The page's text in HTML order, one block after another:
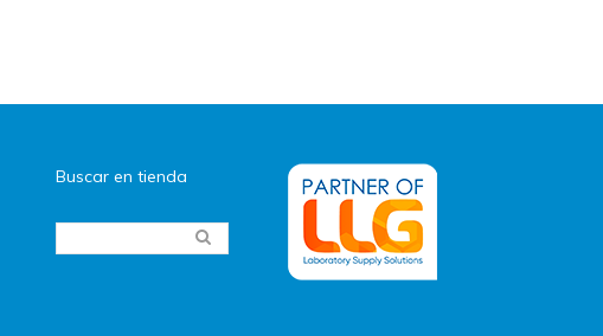
Buscar en tienda